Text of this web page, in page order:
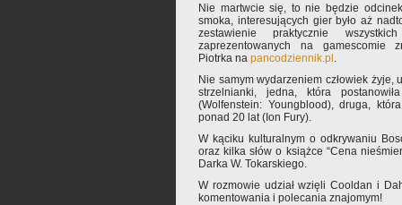
Nie martwcie się, to nie będzie
smoka, interesujących gier było aż
zestawienie praktycznie
zaprezentowanych na gamescomie
Piotrka na pancodziennik.pl .
Nie samym wydarzeniem człowiek żyje,
strzelnianki, jedna, która
(Wolfenstein: Youngblood), druga,
ponad 20 lat (Ion Fury).
W kąciku kulturalnym o odkrywaniu
oraz kilka słów o książce “Cena
Darka W. Tokarskiego.
W rozmowie udział wzięli Cooldan i
komentowania i polecania znajomym!